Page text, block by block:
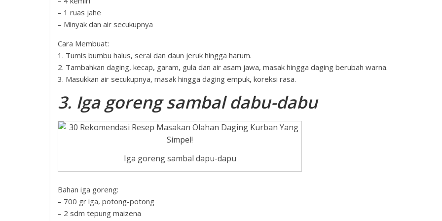
– 1 ruas jahe
– Minyak dan air secukupnya
Cara Membuat:
1. Tumis bumbu halus, serai dan daun jeruk hingga harum.
2. Tambahkan daging, kecap, garam, gula dan air asam jawa, masak hingga daging berubah warna.
3. Masukkan air secukupnya, masak hingga daging empuk, koreksi rasa.
3. Iga goreng sambal dabu-dabu
Iga goreng sambal dapu-dapu
Bahan iga goreng:
– 700 gr iga, potong-potong
– 2 sdm tepung maizena